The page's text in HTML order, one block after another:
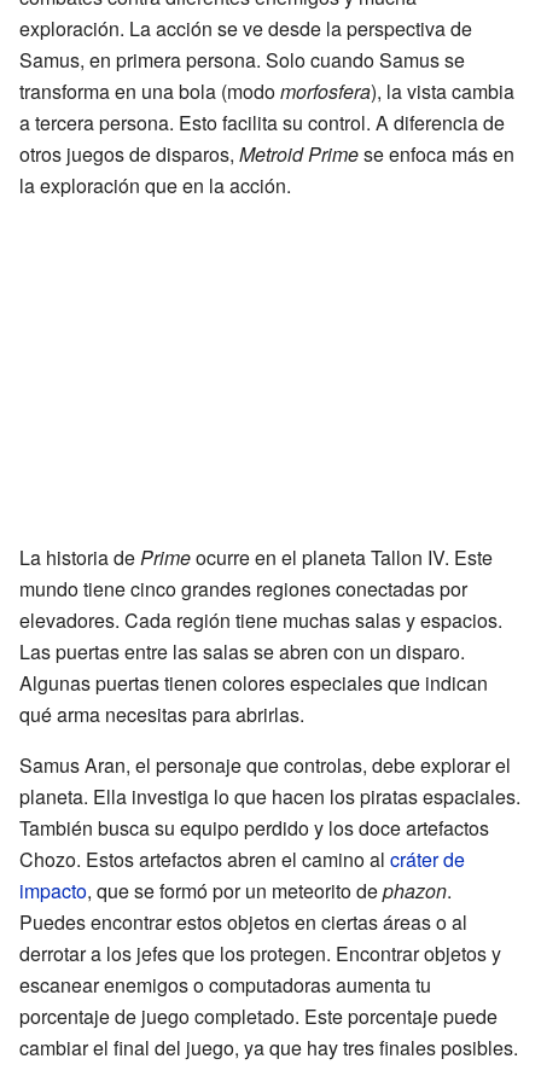
exploración. La acción se ve desde la perspectiva de
Samus, en primera persona. Solo cuando Samus se
transforma en una bola (modomorfosfera), la vista cambia
a tercera persona. Esto facilita su control. A diferencia de
otros juegos de disparos, Metroid Primese enfoca más en
la exploración que en la acción.
La historia dePrimeocurre en el planeta Tallon IV. Este
mundo tiene cinco grandes regiones conectadas por
elevadores. Cada región tiene muchas salas y espacios.
Las puertas entre las salas se abren con un disparo.
Algunas puertas tienen colores especiales que indican
qué arma necesitas para abrirlas.
Samus Aran, el personaje que controlas, debe explorar el
planeta. Ella investiga lo que hacen los piratas espaciales.
También busca su equipo perdido y los doce artefactos
Chozo. Estos artefactos abren el camino al cráter de
impacto, que se formó por un meteorito dephazon.
Puedes encontrar estos objetos en ciertas áreas o al
derrotar a los jefes que los protegen. Encontrar objetos y
escanear enemigos o computadoras aumenta tu
porcentaje de juego completado. Este porcentaje puede
cambiar el final del juego, ya que hay tres finales posibles.